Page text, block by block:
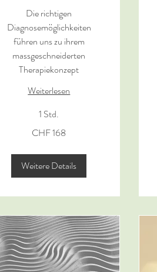
Die richtigen
Diagnosemöglichkeiten
führen uns zu ihrem
massgeschneiderten
Therapiekonzept
Weiterlesen
1 Std.
CHF 168
Weitere Details